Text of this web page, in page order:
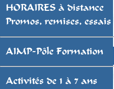
HORAIRES à distance
Promos, remises, essais
AIMP-Pôle Formation
Activités de 1 à 7 ans